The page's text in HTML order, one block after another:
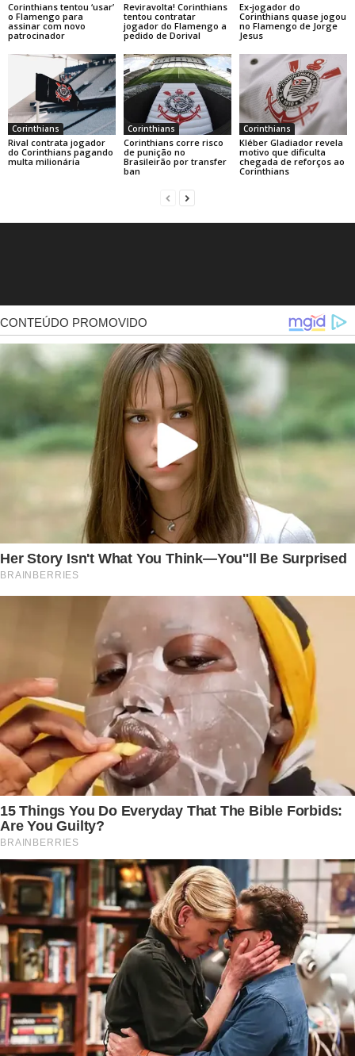
Corinthians tentou ‘usar’
o Flamengo para
assinar com novo
patrocinador
Reviravolta! Corinthians
tentou contratar
jogador do Flamengo a
pedido de Dorival
Ex-jogador do
Corinthians quase jogou
no Flamengo de Jorge
Jesus
Corinthians
Rival contrata jogador
do Corinthians pagando
multa milionária
Corinthians
Corinthians corre risco
de punição no
Brasileirão por transfer
ban
Corinthians
Kléber Gladiador revela
motivo que dificulta
chegada de reforços ao
Corinthians